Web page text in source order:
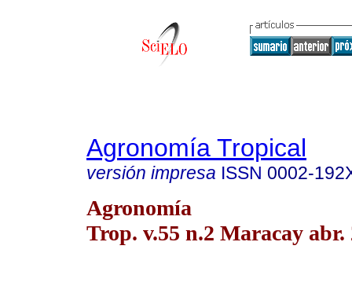
Agronomía Tropical
versión impresa ISSN 0002-
Agronomía
Trop. v.55 n.2 Maracay abr.